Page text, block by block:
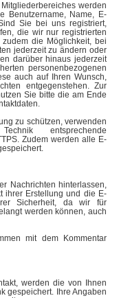
werden
Benutzername, Name, E-
Sie bei uns registriert,
die wir nur registrierten
die Möglichkeit, bei
jederzeit zu ändern oder
darüber hinaus jederzeit
personenbezogenen
auch auf Ihren Wunsch,
entgegenstehen. Zur
Sie bitte die am Ende
zu schützen, verwenden
entsprechende
Zudem werden alle E-
Nachrichten hinterlassen,
ihrer Erstellung und die E-
Sicherheit, da wir für
werden können, auch
mit dem Kommentar
werden die von Ihnen
gespeichert. Ihre Angaben